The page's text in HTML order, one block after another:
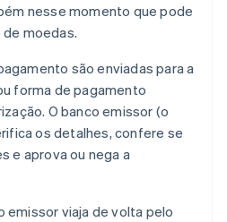
nesse momento que pode
moedas.
são enviadas para a
forma de pagamento
O banco emissor (o
os detalhes, confere se
e aprova ou nega a
emissor viaja de volta pelo